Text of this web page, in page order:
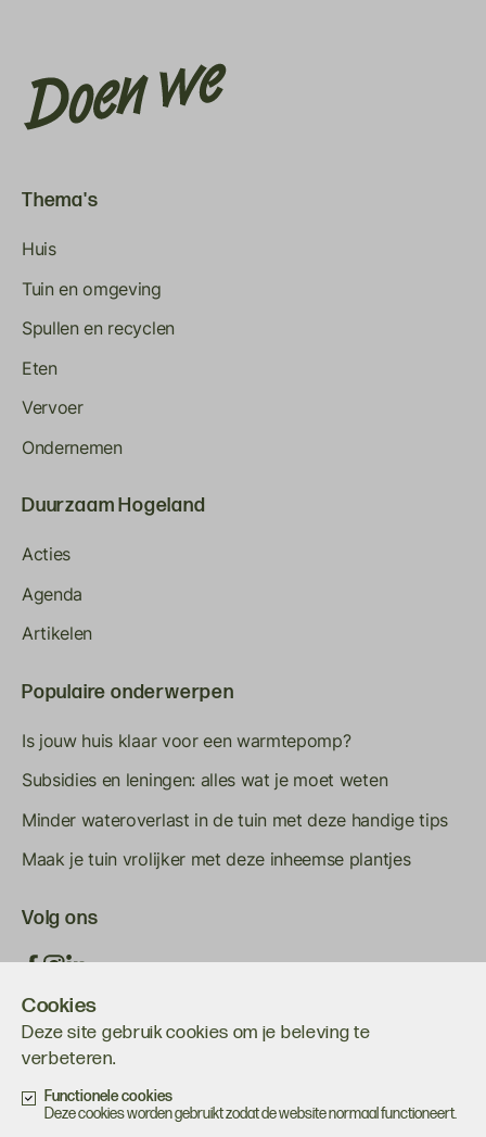
Cookies
Deze site gebruik cookies om je beleving te
verbeteren.
Functionele cookies
Deze cookies worden gebruikt zodat de website normaal functioneert.
Thema's
Huis
Tuin en omgeving
Spullen en recyclen
Eten
Vervoer
Ondernemen
Duurzaam Hogeland
Acties
Agenda
Artikelen
Populaire onderwerpen
Is jouw huis klaar voor een warmtepomp?
Subsidies en leningen: alles wat je moet weten
Minder wateroverlast in de tuin met deze handige tips
Maak je tuin vrolijker met deze inheemse plantjes
Volg ons